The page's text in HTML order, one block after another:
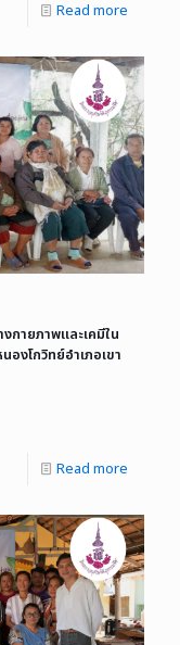
Read more
กายภาพและเคมีใน
งโกวิทย์อำเภอเขา
Read more